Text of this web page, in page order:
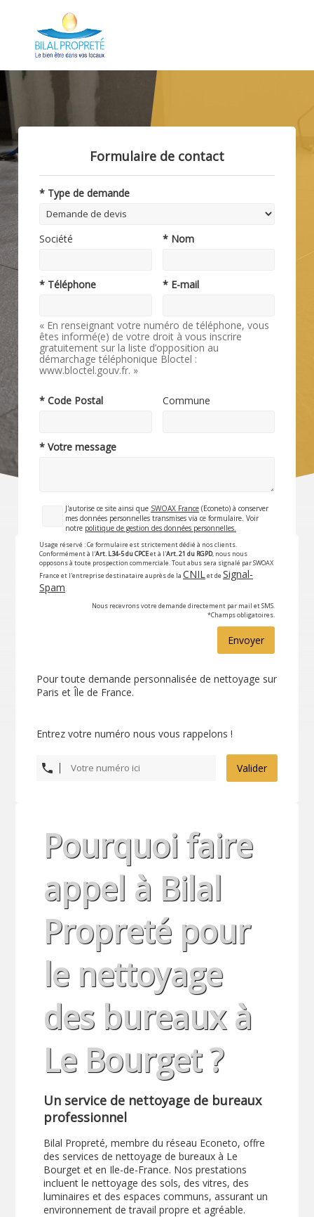
Formulaire de contact
* Type de demande
Société * Nom
* Téléphone * E-mail
« En renseignant votre numéro de téléphone, vous
êtes informé(e) de votre droit à vous inscrire
gratuitement sur la liste d’opposition au
démarchage téléphonique Bloctel :
www.bloctel.gouv.fr. »
* Code Postal Commune
* Votre message
J'autorise ce site ainsi que SWOAX France (Econeto) à conserver
mes données personnelles transmises via ce formulaire. Voir
notre politique de gestion des données personnelles.
Usage réservé : Ce formulaire est strictement dédié à nos clients.
Conformément à l'Art. L34-5 du CPCEet à l'Art. 21 du RGPD, nous nous
opposons à toute prospection commerciale. Tout abus sera signalé par SWOAX
France et l'entreprise destinataire auprès de la CNILet de Signal-
Spam.
Nous recevrons votre demande directement par mail et SMS.
*Champs obligatoires.
Envoyer
Pour toute demande personnalisée de nettoyage sur
Paris et Île de France.
Entrez votre numéro nous vous rappelons !
Valider
Pourquoi faire
appel à Bilal
Propreté pour
le nettoyage
des bureaux à
Le Bourget ?
Un service de nettoyage de bureaux
professionnel
Bilal Propreté, membre du réseau Econeto, offre
des services de nettoyage de bureaux à Le
Bourget et en Ile-de-France. Nos prestations
incluent le nettoyage des sols, des vitres, des
luminaires et des espaces communs, assurant un
environnement de travail propre et agréable.